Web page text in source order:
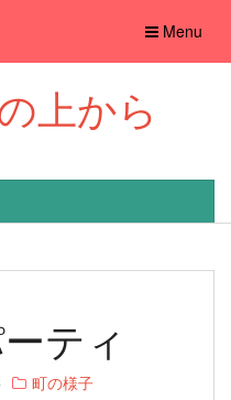
Toggle
Menu
上から
ティ
町の様子